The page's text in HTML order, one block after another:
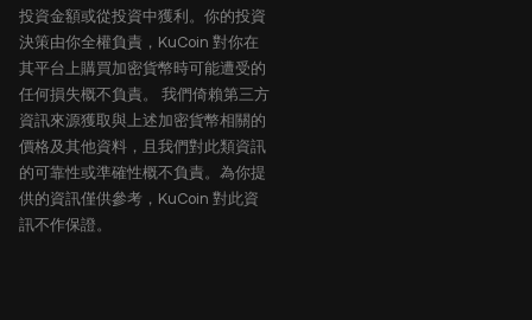
投資金額或從投資中獲利。你的投資
決策由你全權負責，KuCoin 對你在
其平台上購買加密貨幣時可能遭受的
任何損失概不負責。 我們倚賴第三方
資訊來源獲取與上述加密貨幣相關的
價格及其他資料，且我們對此類資訊
的可靠性或準確性概不負責。為你提
供的資訊僅供參考，KuCoin 對此資
訊不作保證。